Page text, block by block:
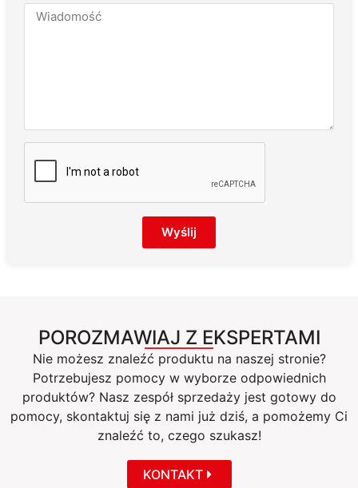
Wyślij
POROZMAWIAJ Z EKSPERTAMI
Nie możesz znaleźć produktu na naszej stronie?
Potrzebujesz pomocy w wyborze odpowiednich
produktów? Nasz zespół sprzedaży jest gotowy do
pomocy, skontaktuj się z nami już dziś, a pomożemy Ci
znaleźć to, czego szukasz!
KONTAKT